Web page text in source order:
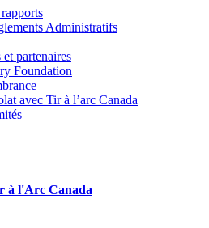
Administratifs
partenaires
Foundation
avec Tir à l’arc Canada